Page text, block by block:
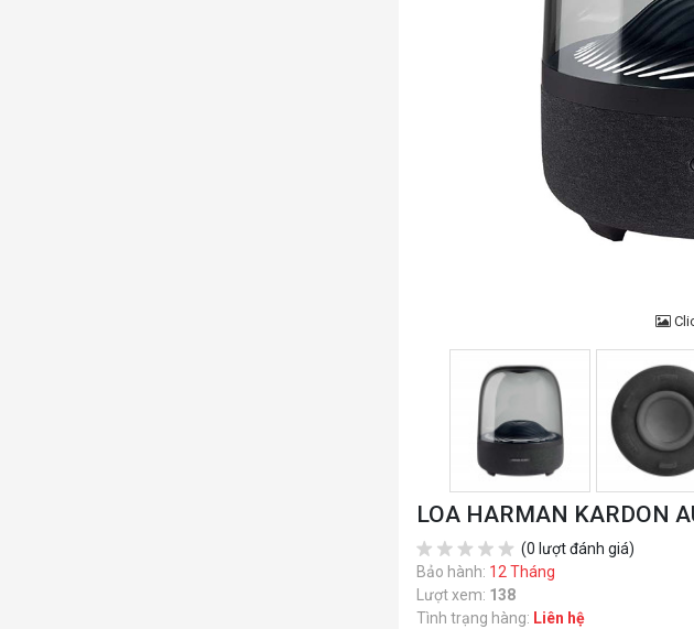
LOA HARMAN KARDON
(0 lượt đánh giá)
Bảo hành: 12 Tháng
Lượt xem: 138
Tình trạng hàng: Liên hệ